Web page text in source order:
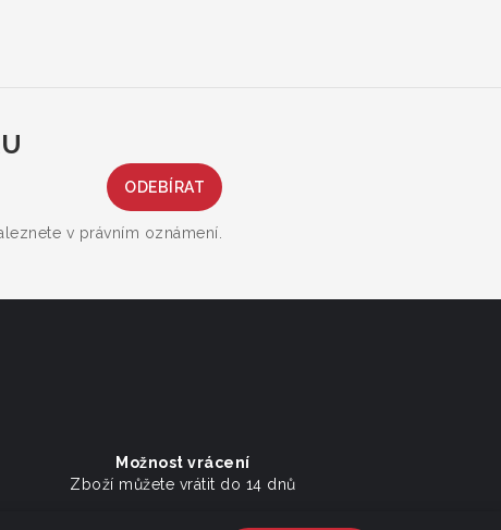
v právním oznámení.
Možnost vrácení
Zboží můžete vrátit do 14 dnů